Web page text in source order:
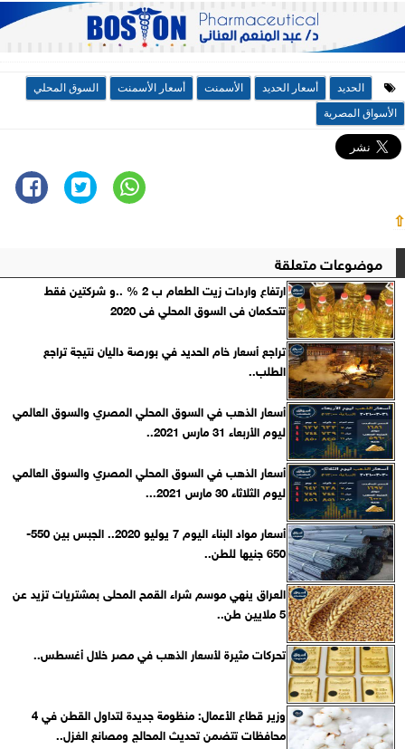
الحديد أسعار الحديد الأسمنت أسعار الأسمنت
السوق المحلي
الأسواق المصرية
⇧
موضوعات متعلقة
ارتفاع واردات زيت الطعام ب 2 % ..و شركتين فقط
تتحكمان فى السوق المحلي فى 2020
تراجع أسعار خام الحديد في بورصة داليان نتيجة تراجع
الطلب..
أسعار الذهب في السوق المحلي المصري والسوق العالمي
ليوم الأربعاء 31 مارس 2021..
أسعار الذهب في السوق المحلي المصري والسوق العالمي
ليوم الثلاثاء 30 مارس 2021...
أسعار مواد البناء اليوم 7 يوليو 2020.. الجبس بين 550-
650 جنيها للطن..
العراق ينهي موسم شراء القمح المحلى بمشتريات تزيد عن
5 ملايين طن..
تحركات مثيرة لأسعار الذهب في مصر خلال أغسطس..
وزير قطاع الأعمال: منظومة جديدة لتداول القطن في 4
محافظات تتضمن تحديث المحالج ومصانع الغزل..